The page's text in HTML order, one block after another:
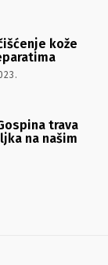
kože
trava
na našim